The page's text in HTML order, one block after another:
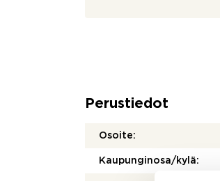
Perustiedot
Osoite:
Kaupunginosa/kylä: